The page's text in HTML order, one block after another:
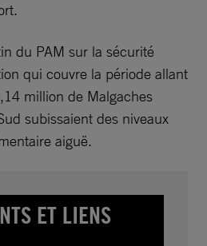
du PAM sur la sécurité
qui couvre la période allant
million de Malgaches
subissaient des niveaux
aiguë.
ET LIENS